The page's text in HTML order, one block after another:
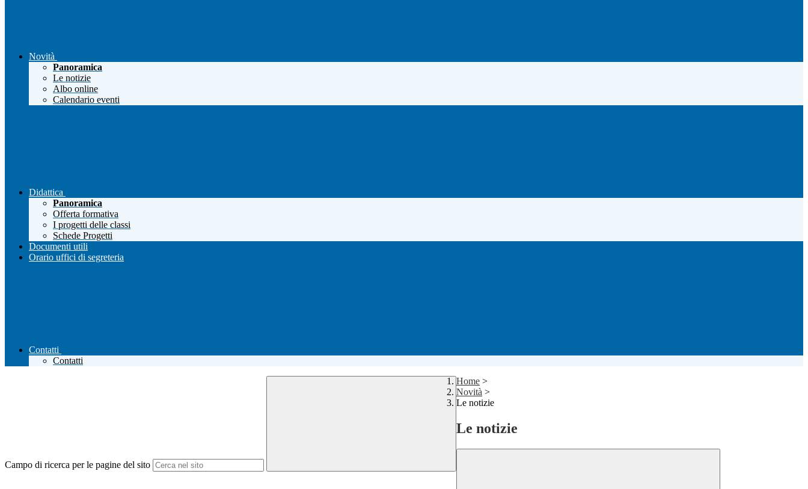
Novità
Panoramica
Le notizie
Albo online
Calendario eventi
Didattica
Panoramica
Offerta formativa
I progetti delle classi
Schede Progetti
Documenti utili
Orario uffici di segreteria
Contatti
Contatti
Campo di ricerca per le pagine del sito
Home >
Novità >
Le notizie
Le notizie